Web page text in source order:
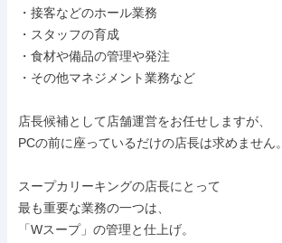
・接客などのホール業務
・スタッフの育成
・食材や備品の管理や発注
・その他マネジメント業務など
店長候補として店舗運営をお任せしますが、
PCの前に座っているだけの店長は求めません。
スープカリーキングの店長にとって
最も重要な業務の一つは、
「Wスープ」の管理と仕上げ。